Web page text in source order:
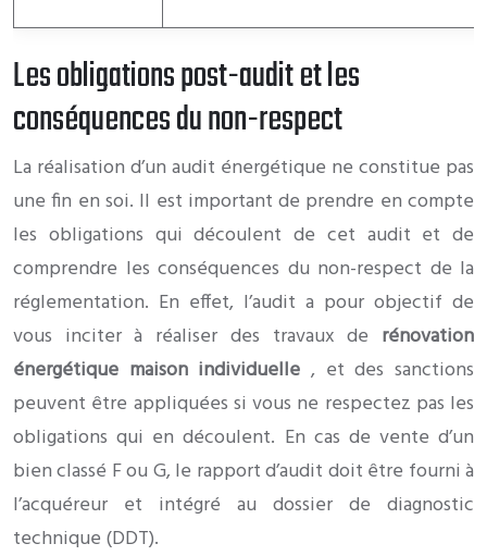
Les obligations post-audit et les
conséquences du non-respect
La réalisation d’un audit énergétique ne constitue pas
une fin en soi. Il est important de prendre en compte
les obligations qui découlent de cet audit et de
comprendre les conséquences du non-respect de la
réglementation. En effet, l’audit a pour objectif de
vous inciter à réaliser des travaux de rénovation
énergétique maison individuelle , et des sanctions
peuvent être appliquées si vous ne respectez pas les
obligations qui en découlent. En cas de vente d’un
bien classé F ou G, le rapport d’audit doit être fourni à
l’acquéreur et intégré au dossier de diagnostic
technique (DDT).